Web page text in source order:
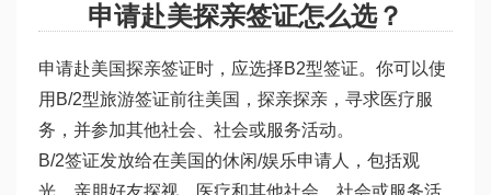
申请赴美探亲签证怎么选？
申请赴美国探亲签证时，应选择B2型签证。你可以使
用B/2型旅游签证前往美国，探亲探亲，寻求医疗服
务，并参加其他社会、社会或服务活动。
B/2签证发放给在美国的休闲/娱乐申请人，包括观